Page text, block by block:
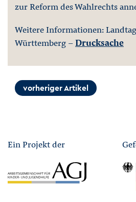
zur Reform des Wahlrechts
Weitere Informationen:
Württemberg -Drucksache
vorheriger Artikel
Ein Projekt der